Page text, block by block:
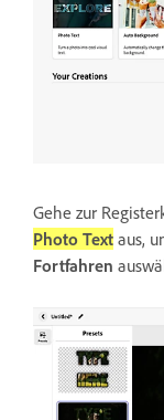
Gehe zur
Photo Text aus,
Fortfahren